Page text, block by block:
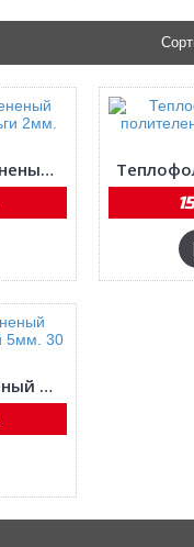
Теплофлекс (Вспененый полителен) без фольги 2мм. 52,5 м2
Теплофол (Вспененый полителен) с фольгой 5мм. 30 м2